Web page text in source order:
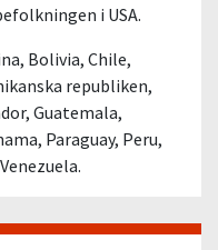
i USA.
Bolivia, Chile,
republiken,
Guatemala,
Paraguay, Peru,